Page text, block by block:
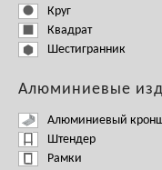
Круг
Квадрат
Шестигранник
Алюминиевые
Алюминиевый
Штендер
Рамки